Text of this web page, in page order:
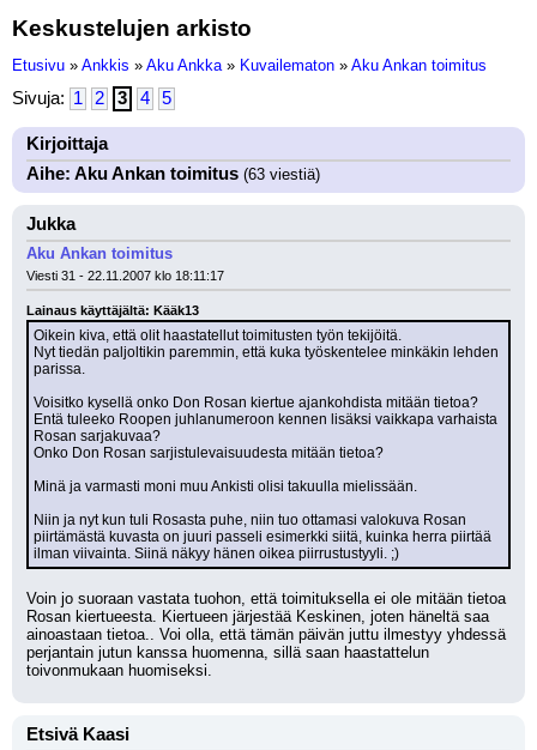
Keskustelujen arkisto
Etusivu » Ankkis » Aku Ankka » Kuvailematon » Aku Ankan toimitus
Sivuja: 1 2 3 4 5
Kirjoittaja
Aihe: Aku Ankan toimitus (63 viestiä)
Jukka
Aku Ankan toimitus
Viesti 31 - 22.11.2007 klo 18:11:17
Lainaus käyttäjältä: Kääk13
Oikein kiva, että olit haastatellut toimitusten työn tekijöitä.
Nyt tiedän paljoltikin paremmin, että kuka työskentelee minkäkin lehden
parissa.
Voisitko kysellä onko Don Rosan kiertue ajankohdista mitään tietoa?
Entä tuleeko Roopen juhlanumeroon kennen lisäksi vaikkapa varhaista
Rosan sarjakuvaa?
Onko Don Rosan sarjistulevaisuudesta mitään tietoa?
Minä ja varmasti moni muu Ankisti olisi takuulla mielissään.
Niin ja nyt kun tuli Rosasta puhe, niin tuo ottamasi valokuva Rosan
piirtämästä kuvasta on juuri passeli esimerkki siitä, kuinka herra piirtää
ilman viivainta. Siinä näkyy hänen oikea piirrustustyyli. ;)
Voin jo suoraan vastata tuohon, että toimituksella ei ole mitään tietoa
Rosan kiertueesta. Kiertueen järjestää Keskinen, joten häneltä saa
ainoastaan tietoa.. Voi olla, että tämän päivän juttu ilmestyy yhdessä
perjantain jutun kanssa huomenna, sillä saan haastattelun
toivonmukaan huomiseksi.
Etsivä Kaasi